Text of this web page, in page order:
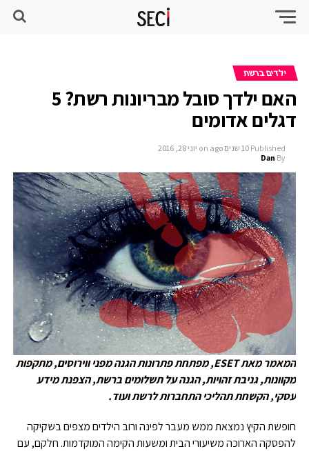
ילדים ברשת
האם ילדך סובל מבריונות רשת? 5
דגלים אדומים
Published 10 שנים ago on יוני 28, 2016
By
Dan
המאמר מאת ESET, מפתחת פתרונות הגנה מפני ווירוסים, מתקפות
מקוונות, גניבת זהויות, הגנה על תשלומים ברשת, הצפנת מידע
עסקי, הקשחת תהליכי התחברות לרשת ועוד.
חופשת הקיץ נמצאת ממש מעבר לפינה ורוב הילדים מצפים בשקיקה
להפסקה הארוכה משיעורי הבית ומשעות הקימה המוקדמות. חלקם, עם